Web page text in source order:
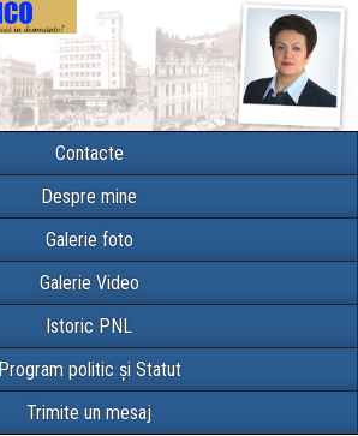
Contacte
Despre mine
Galerie foto
Galerie Video
Istoric PNL
Program politic și Statut
Trimite un mesaj